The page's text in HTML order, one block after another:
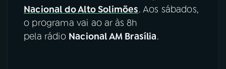
Nacional do Alto Solimões. Aos sábados,
o programa vai ao ar às 8h
pela rádio Nacional AM Brasília.